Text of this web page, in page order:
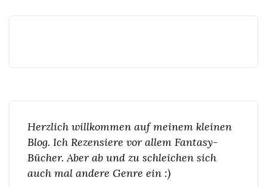
Herzlich willkommen auf meinem kleinen
Blog. Ich Rezensiere vor allem Fantasy-
Bücher. Aber ab und zu schleichen sich
auch mal andere Genre ein :)